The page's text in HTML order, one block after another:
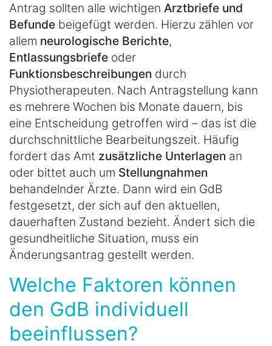
Antrag sollten alle wichtigen Arztbriefe und
Befunde beigefügt werden. Hierzu zählen vor
allem neurologische Berichte,
Entlassungsbriefe oder
Funktionsbeschreibungen durch
Physiotherapeuten. Nach Antragstellung kann
es mehrere Wochen bis Monate dauern, bis
eine Entscheidung getroffen wird – das ist die
durchschnittliche Bearbeitungszeit. Häufig
fordert das Amt zusätzliche Unterlagen an
oder bittet auch um Stellungnahmen
behandelnder Ärzte. Dann wird ein GdB
festgesetzt, der sich auf den aktuellen,
dauerhaften Zustand bezieht. Ändert sich die
gesundheitliche Situation, muss ein
Änderungsantrag gestellt werden.
Welche Faktoren können
den GdB individuell
beeinflussen?